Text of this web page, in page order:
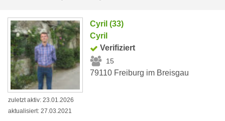
Cyril (33)
Cyril
Verifiziert
15
79110 Freiburg im Breisgau
zuletzt aktiv: 23.01.2026
aktualisiert: 27.03.2021